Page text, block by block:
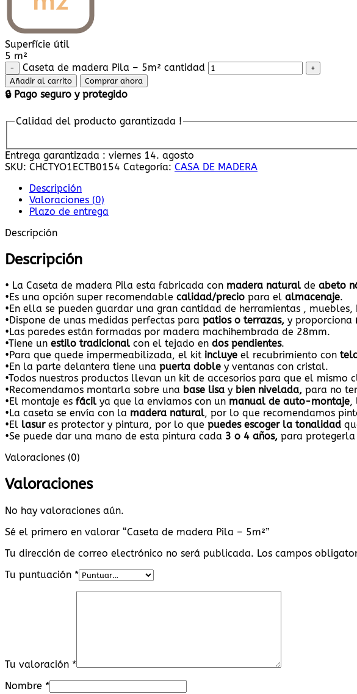
Superfície útil
5 m²
Caseta de madera Pila – 5m² cantidad
Añadir al carrito Comprar ahora
🔒 Pago seguro y protegido
Calidad del producto garantizada !
Entrega garantizada : viernes 14. agosto
SKU: CHCTYO1ECTB0154 Categoría: CASA DE MADERA
Descripción
Valoraciones (0)
Plazo de entrega
Descripción
Descripción
• La Caseta de madera Pila esta fabricada con madera natural de abeto
•Es una opción super recomendable calidad/precio para el almacenaje.
•En ella se pueden guardar una gran cantidad de herramientas ,
•Dispone de unas medidas perfectas para patios o terrazas, y proporciona
•Las paredes están formadas por madera machihembrada de 28mm.
•Tiene un estilo tradicional con el tejado en dos pendientes.
•Para que quede impermeabilizada, el kit incluye el recubrimiento con
•En la parte delantera tiene una puerta doble y ventanas con cristal.
•Todos nuestros productos llevan un kit de accesorios para que el mismo
•Recomendamos montarla sobre una base lisa y bien nivelada, para no
•El montaje es fácil ya que la enviamos con un manual de auto-montaje,
•La caseta se envía con la madera natural, por lo que recomendamos
•El lasures protector y pintura, por lo que puedes escoger la tonalidad
•Se puede dar una mano de esta pintura cada 3 o 4 años, para protegerla
Valoraciones (0)
Valoraciones
No hay valoraciones aún.
Sé el primero en valorar “Caseta de madera Pila – 5m²”
Tu dirección de correo electrónico no será publicada. Los campos
Tu puntuación *
Tu valoración *
Nombre *